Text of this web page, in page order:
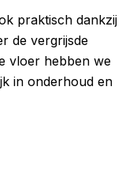
praktisch dankzij
de vergrijsde
vloer hebben we
in onderhoud en